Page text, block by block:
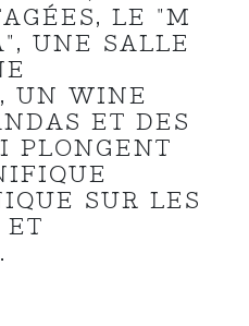
LE "M
UNE SALLE
UN WINE
ET DES
PLONGENT
SUR LES
ET